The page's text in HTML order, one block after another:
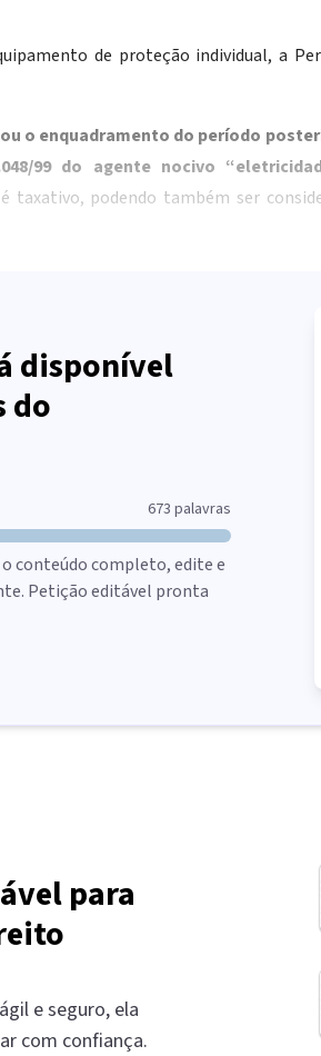
de proteção individual, a
o enquadramento do período
99 do agente nocivo
taxativo, podendo também ser
disponível
do
673 palavras
conteúdo completo, edite e
Petição editável pronta
para
e seguro, ela
com confiança.